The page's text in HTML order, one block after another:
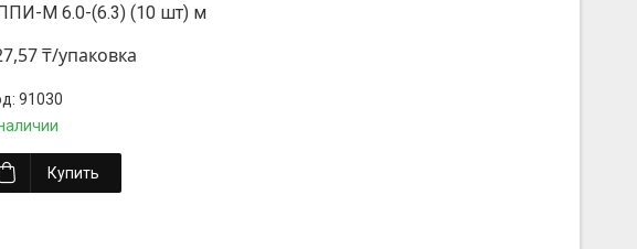
М 6.0-(6.3) (10 шт) м
₸/упаковка
91030
Купить